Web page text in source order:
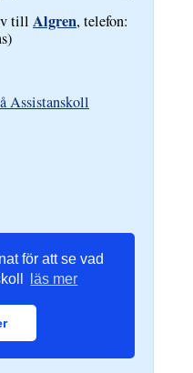
för att se vad
läs mer
tillAlgren, telefon:
Assistanskoll